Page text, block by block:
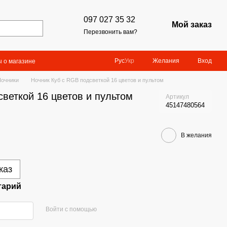
097 027 35 32
Перезвонить вам?
Мой заказ
о магазине РусУкр Желания Вход
Ночник Куб с RGB подсветкой 16 цветов и пультом
16 цветов и пультом Артикул
45147480564
В желания
Войти с помощью